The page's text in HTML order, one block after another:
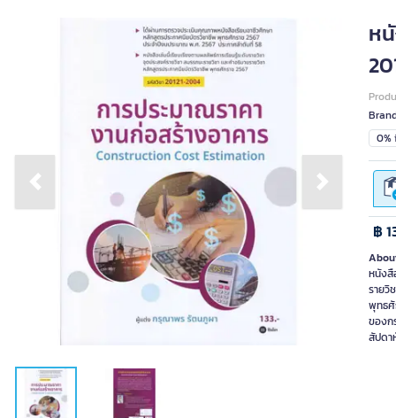
Previous slide Next slide
ห
0%
฿
หนังสื
รายวิ
พุทธศั
ของก
สัปดา